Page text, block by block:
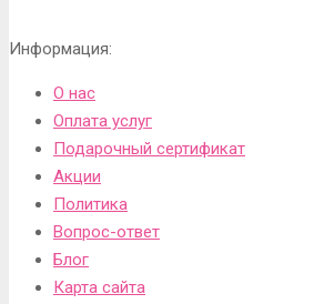
Информация:
О нас
Оплата услуг
Подарочный сертификат
Акции
Политика
Вопрос-ответ
Блог
Карта сайта